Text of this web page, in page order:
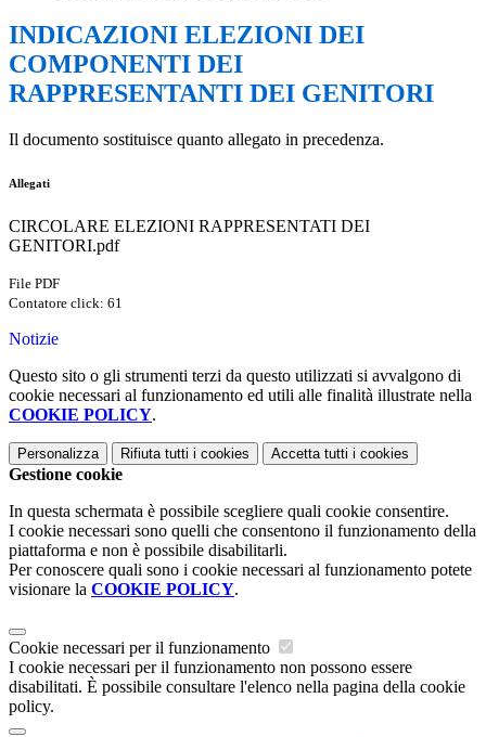
INDICAZIONI ELEZIONI DEI
COMPONENTI DEI
RAPPRESENTANTI DEI GENITORI
Il documento sostituisce quanto allegato in precedenza.
Allegati
CIRCOLARE ELEZIONI RAPPRESENTATI DEI
GENITORI.pdf
File PDF
Contatore click: 61
Notizie
Questo sito o gli strumenti terzi da questo utilizzati si avvalgono di
cookie necessari al funzionamento ed utili alle finalità illustrate nella
COOKIE POLICY.
Personalizza Rifiuta tutti i cookies Accetta tutti i cookies
Gestione cookie
In questa schermata è possibile scegliere quali cookie consentire.
I cookie necessari sono quelli che consentono il funzionamento della
piattaforma e non è possibile disabilitarli.
Per conoscere quali sono i cookie necessari al funzionamento potete
visionare la COOKIE POLICY.
Cookie necessari per il funzionamento
I cookie necessari per il funzionamento non possono essere
disabilitati. È possibile consultare l'elenco nella pagina della cookie
policy.